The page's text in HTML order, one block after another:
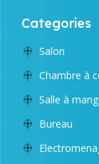
Categories
Salon
Chambre à
Salle à
Bureau